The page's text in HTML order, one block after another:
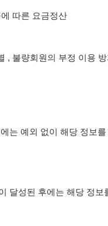
따른 요금정산
, 불량회원의 부정 이용
는 예외 없이 해당 정보
달성된 후에는 해당 정